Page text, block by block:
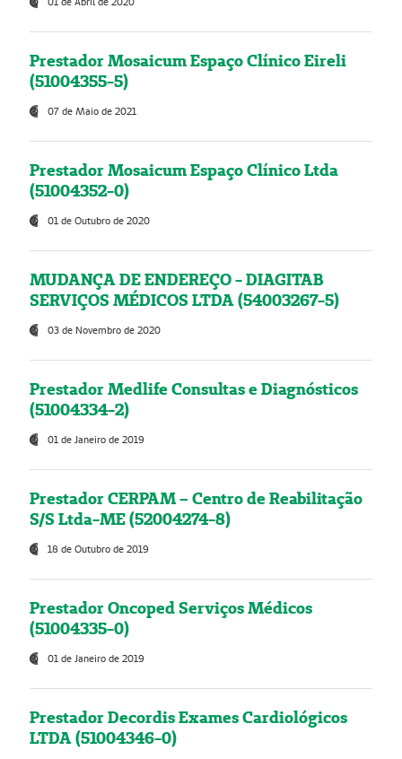
Prestador Mosaicum Espaço Clínico Eireli
(51004355-5)
07 de Maio de 2021
Prestador Mosaicum Espaço Clínico Ltda
(51004352-0)
01 de Outubro de 2020
MUDANÇA DE ENDEREÇO - DIAGITAB
SERVIÇOS MÉDICOS LTDA (54003267-5)
03 de Novembro de 2020
Prestador Medlife Consultas e Diagnósticos
(51004334-2)
01 de Janeiro de 2019
Prestador CERPAM – Centro de Reabilitação
S/S Ltda-ME (52004274-8)
18 de Outubro de 2019
Prestador Oncoped Serviços Médicos
(51004335-0)
01 de Janeiro de 2019
Prestador Decordis Exames Cardiológicos
LTDA (51004346-0)